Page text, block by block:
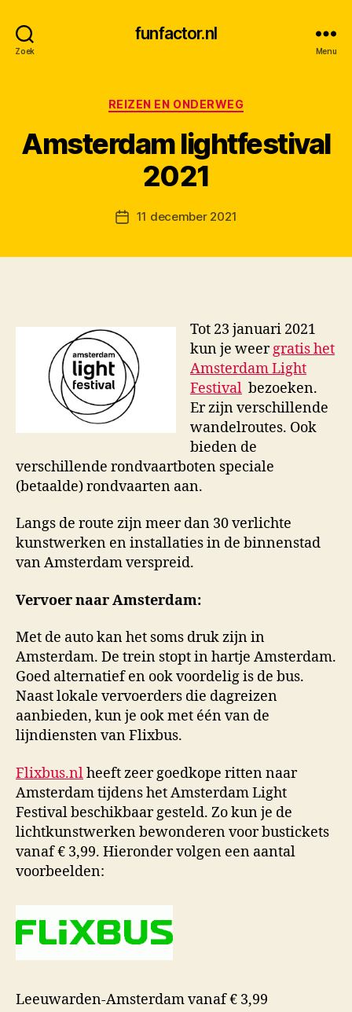
Zoek
funfactor.nl
Menu
Categorieën
REIZEN EN ONDERWEG
Amsterdam lightfestival
2021
Berichtauteur
D
r
Berichtdatum
11 december 2021
Tot 23 januari 2021
kun je weergratis het
Amsterdam Light
Festival bezoeken.
Er zijn verschillende
wandelroutes. Ook
bieden de
verschillende rondvaartboten speciale
(betaalde) rondvaarten aan.
Langs de route zijn meer dan 30 verlichte
kunstwerken en installaties in de binnenstad
van Amsterdam verspreid.
Vervoer naar Amsterdam:
Met de auto kan het soms druk zijn in
Amsterdam. De trein stopt in hartje Amsterdam.
Goed alternatief en ook voordelig is de bus.
Naast lokale vervoerders die dagreizen
aanbieden, kun je ook met één van de
lijndiensten van Flixbus.
Flixbus.nlheeft zeer goedkope ritten naar
Amsterdam tijdens het Amsterdam Light
Festival beschikbaar gesteld. Zo kun je de
lichtkunstwerken bewonderen voor bustickets
vanaf € 3,99. Hieronder volgen een aantal
voorbeelden:
Leeuwarden-Amsterdam vanaf € 3,99